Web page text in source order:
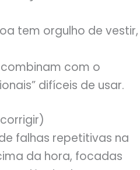
tem orgulho de vestir,
com o
difíceis de usar.
falhas repetitivas na
da hora, focadas